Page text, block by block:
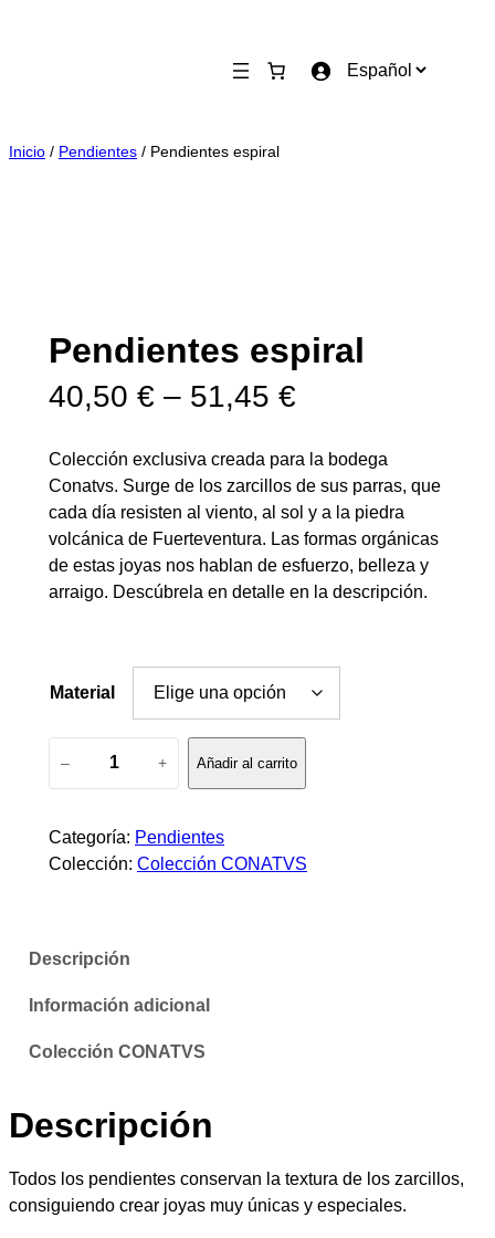
E
o
Inicio / Pendientes / Pendientes espiral
Pendientes espiral
40,50 € – 51,45 €
n
g
o
e
p
r
c
s
Colección exclusiva creada para la bodega
Conatvs. Surge de los zarcillos de sus parras, que
cada día resisten al viento, al sol y a la piedra
volcánica de Fuerteventura. Las formas orgánicas
de estas joyas nos hablan de esfuerzo, belleza y
arraigo. Descúbrela en detalle en la descripción.
Material
d
i
e
e
s
r
l
c
– + Añadir al carrito
Categoría: Pendientes
Colección: Colección CONATVS
Descripción
Información adicional
Colección CONATVS
Descripción
Todos los pendientes conservan la textura de los zarcillos,
consiguiendo crear joyas muy únicas y especiales.